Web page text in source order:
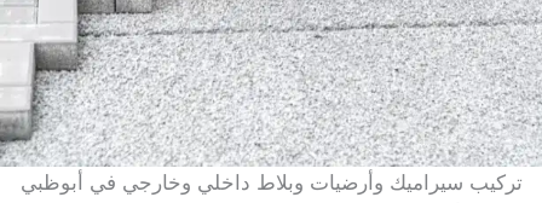
تركيب سيراميك وأرضيات وبلاط داخلي وخارجي في أبوظبي